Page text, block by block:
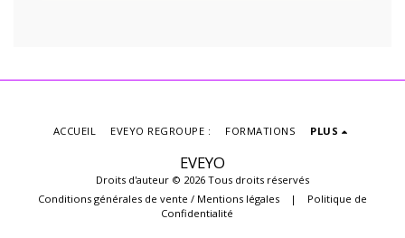
EVEYO
Droits d'auteur © 2026 Tous droits réservés
Conditions générales de vente / Mentions légales | Politique de
Confidentialité
ACCUEIL EVEYO REGROUPE : FORMATIONS PLUS